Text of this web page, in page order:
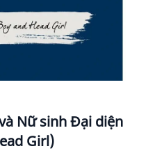
Nữ sinh Đại diện
Girl)